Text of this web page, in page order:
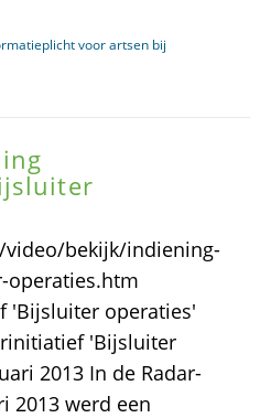
voor artsen bij
bekijk/indiening-
'Bijsluiter operaties'
'Bijsluiter
2013 In de Radar-
2013 werd een